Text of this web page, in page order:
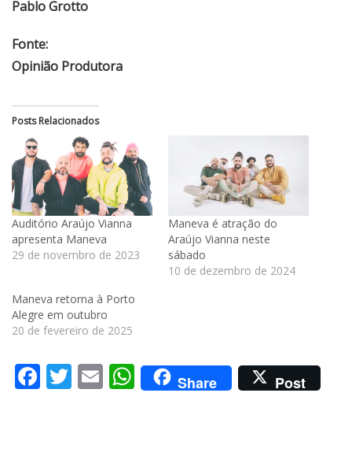
Pablo Grotto
Fonte:
Opinião Produtora
Posts Relacionados
Auditório Araújo Vianna
apresenta Maneva
29 de novembro de 2023
Maneva é atração do
Araújo Vianna neste
sábado
10 de dezembro de 2024
Maneva retorna à Porto
Alegre em outubro
20 de fevereiro de 2025
Facebook
Twitter
EmailWhatsApp
Share Post